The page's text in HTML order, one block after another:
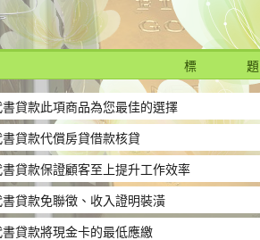
標 題
書貸款此項商品為您最佳的選擇
書貸款代償房貸借款核貸
書貸款保證顧客至上提升工作效率
書貸款免聯徵、收入證明裝潢
書貸款將現金卡的最低應繳